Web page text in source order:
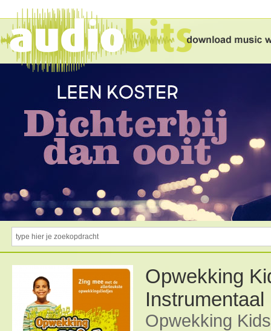
Opwekking
Instrumentaal
Opwekking Kids